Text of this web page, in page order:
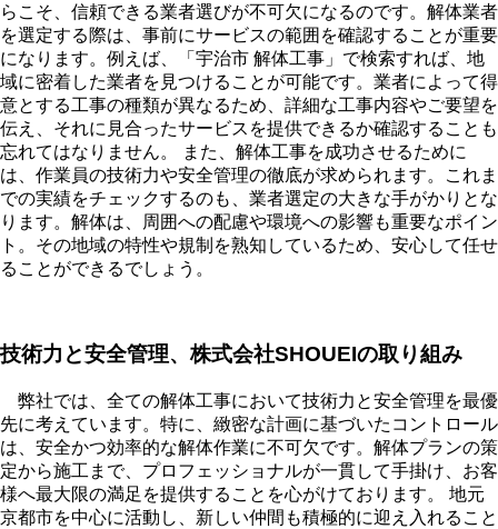
らこそ、信頼できる業者選びが不可欠になるのです。解体業者
を選定する際は、事前にサービスの範囲を確認することが重要
になります。例えば、「宇治市 解体工事」で検索すれば、地
域に密着した業者を見つけることが可能です。業者によって得
意とする工事の種類が異なるため、詳細な工事内容やご要望を
伝え、それに見合ったサービスを提供できるか確認することも
忘れてはなりません。 また、解体工事を成功させるために
は、作業員の技術力や安全管理の徹底が求められます。これま
での実績をチェックするのも、業者選定の大きな手がかりとな
ります。解体は、周囲への配慮や環境への影響も重要なポイン
ト。その地域の特性や規制を熟知しているため、安心して任せ
ることができるでしょう。
技術力と安全管理、株式会社SHOUEIの取り組み
弊社では、全ての解体工事において技術力と安全管理を最優
先に考えています。特に、緻密な計画に基づいたコントロール
は、安全かつ効率的な解体作業に不可欠です。解体プランの策
定から施工まで、プロフェッショナルが一貫して手掛け、お客
様へ最大限の満足を提供することを心がけております。 地元
京都市を中心に活動し、新しい仲間も積極的に迎え入れること